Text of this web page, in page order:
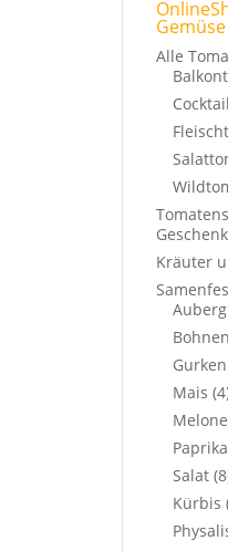
Gemüse
Alle
Kräuter
Bohnen
Gurken
Mais
Melone
Salat
Kürbis